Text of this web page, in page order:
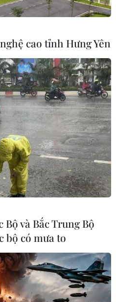
bị loại, Man
và Chelsea đã
đoàn Anh ngay từ vòng 3,
Liverpool cũng phải chật
cao tỉnh Hưng Yên
và Bắc Trung Bộ
bộ có mưa to